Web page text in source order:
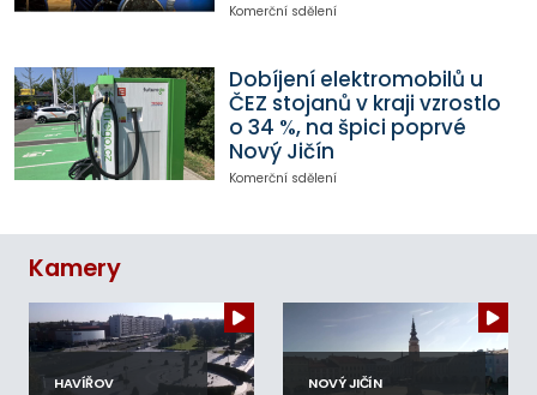
Komerční sdělení
Dobíjení elektromobilů u
ČEZ stojanů v kraji vzrostlo
o 34 %, na špici poprvé
Nový Jičín
Komerční sdělení
Kamery
HAVÍŘOV NOVÝ JIČÍN